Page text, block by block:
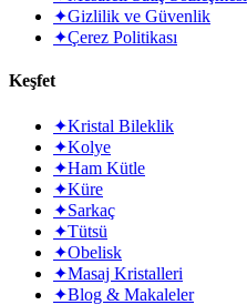
✦Gizlilik ve Güvenlik
✦Çerez Politikası
Keşfet
✦Kristal Bileklik
✦Kolye
✦Ham Kütle
✦Küre
✦Sarkaç
✦Tütsü
✦Obelisk
✦Masaj Kristalleri
✦Blog & Makaleler